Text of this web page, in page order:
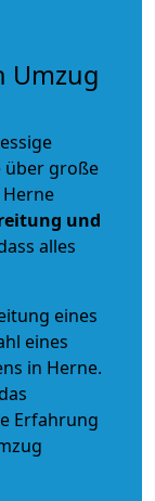
Umzug
über große
und
alles
eines
eines
in Herne.
Erfahrung